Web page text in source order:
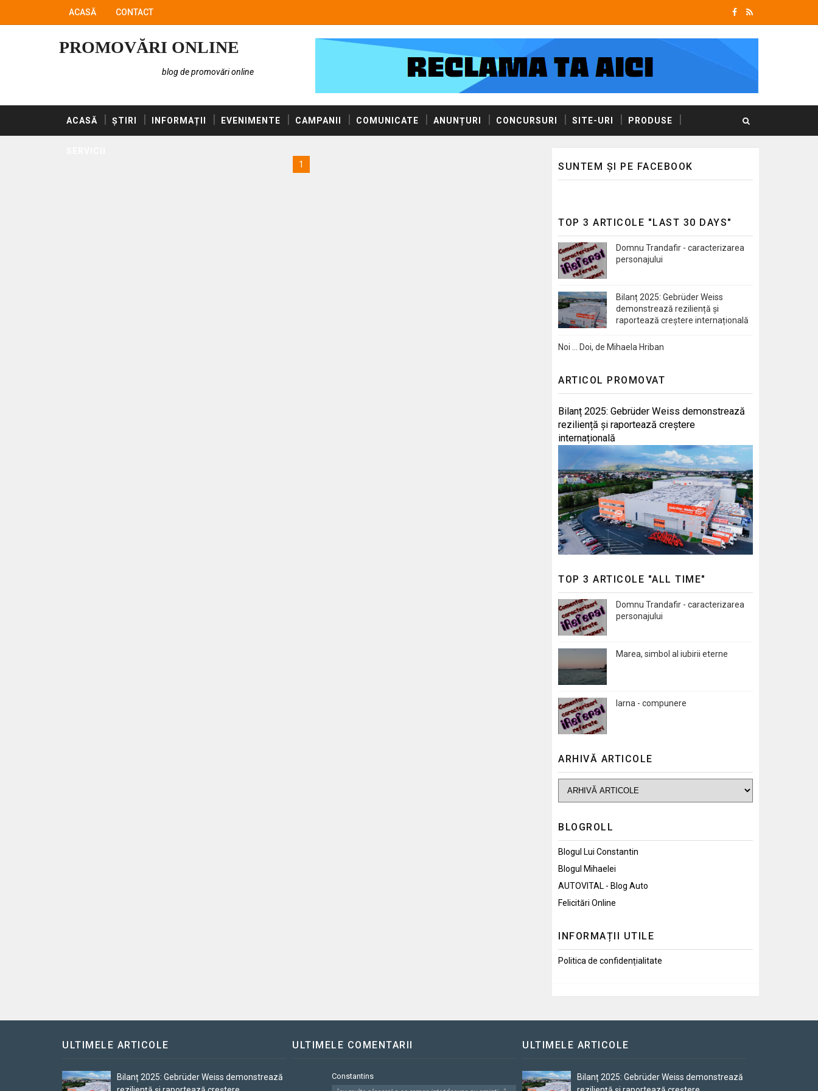
ACASĂ CONTACT
PROMOVĂRI ONLINE
blog de promovări online
ACASĂ ȘTIRI INFORMAȚII EVENIMENTE CAMPANII COMUNICATE ANUNȚURI CONCURSURI SITE-URI PRODUSE
1
SUNTEM ȘI PE FACEBOOK
TOP 3 ARTICOLE "LAST 30 DAYS"
Domnu Trandafir - caracterizarea
personajului
Bilanț 2025: Gebrüder Weiss
demonstrează reziliență și
raportează creștere internațională
Noi … Doi, de Mihaela Hriban
ARTICOL PROMOVAT
Bilanț 2025: Gebrüder Weiss demonstrează
reziliență și raportează creștere
internațională
TOP 3 ARTICOLE "ALL TIME"
Domnu Trandafir - caracterizarea
personajului
Marea, simbol al iubirii eterne
Iarna - compunere
ARHIVĂ ARTICOLE
BLOGROLL
Blogul Lui Constantin
Blogul Mihaelei
AUTOVITAL - Blog Auto
Felicitări Online
INFORMAȚII UTILE
Politica de confidențialitate
ULTIMELE ARTICOLE
Bilanț 2025: Gebrüder Weiss demonstrează
ULTIMELE COMENTARII
Constantins
ULTIMELE ARTICOLE
Bilanț 2025: Gebrüder Weiss demonstrează